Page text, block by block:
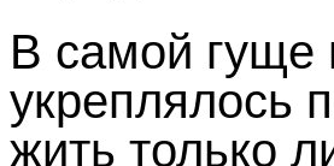
В самой гуще
укреплялось
жить только